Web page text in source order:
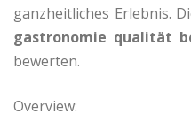
ganzheitliches Erlebnis.
gastronomie qualität
bewerten.
Overview: